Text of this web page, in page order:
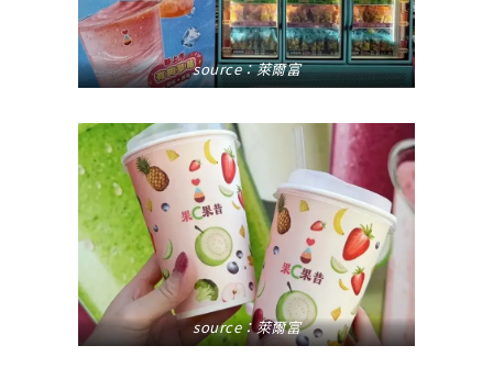
source：萊爾富
source：萊爾富